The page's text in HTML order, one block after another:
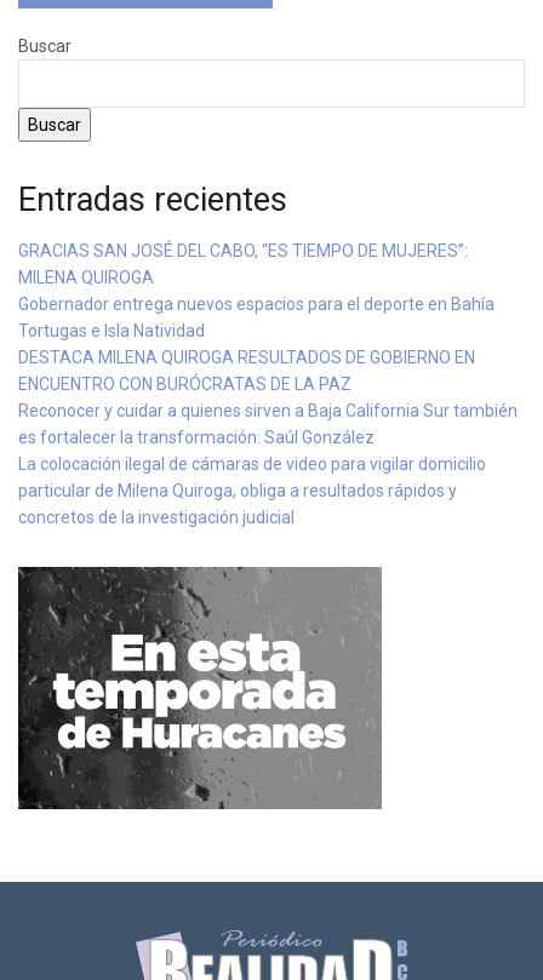
Buscar
Buscar
Entradas recientes
GRACIAS SAN JOSÉ DEL CABO, “ES TIEMPO DE MUJERES”:
MILENA QUIROGA
Gobernador entrega nuevos espacios para el deporte en Bahía
Tortugas e Isla Natividad
DESTACA MILENA QUIROGA RESULTADOS DE GOBIERNO EN
ENCUENTRO CON BURÓCRATAS DE LA PAZ
Reconocer y cuidar a quienes sirven a Baja California Sur también
es fortalecer la transformación: Saúl González
La colocación ilegal de cámaras de video para vigilar domicilio
particular de Milena Quiroga, obliga a resultados rápidos y
concretos de la investigación judicial